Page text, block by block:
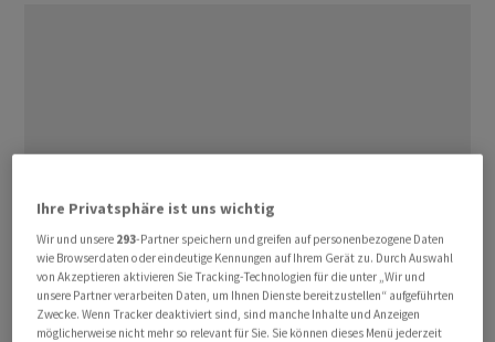
Ihre Privatsphäre ist uns wichtig
Wir und unsere 293-Partner speichern und greifen auf personenbezogene Daten
wie Browserdaten oder eindeutige Kennungen auf Ihrem Gerät zu. Durch Auswahl
von Akzeptieren aktivieren Sie Tracking-Technologien für die unter „Wir und
unsere Partner verarbeiten Daten, um Ihnen Dienste bereitzustellen“ aufgeführten
Zwecke. Wenn Tracker deaktiviert sind, sind manche Inhalte und Anzeigen
möglicherweise nicht mehr so relevant für Sie. Sie können dieses Menü jederzeit